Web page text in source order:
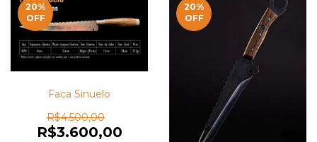
20%
OFF
Faca Sinuelo
R$4.500,00
R$3.600,00
20%
OFF